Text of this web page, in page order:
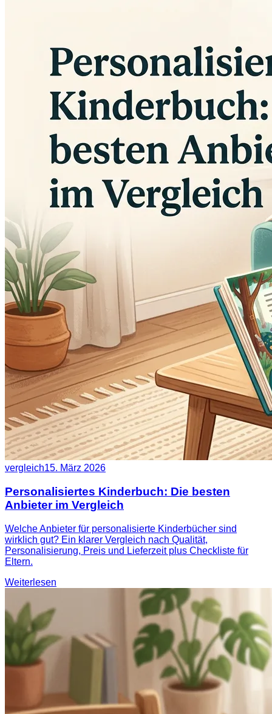
vergleich15. März 2026
Personalisiertes Kinderbuch: Die besten
Anbieter im Vergleich
Welche Anbieter für personalisierte Kinderbücher sind
wirklich gut? Ein klarer Vergleich nach Qualität,
Personalisierung, Preis und Lieferzeit plus Checkliste für
Eltern.
Weiterlesen